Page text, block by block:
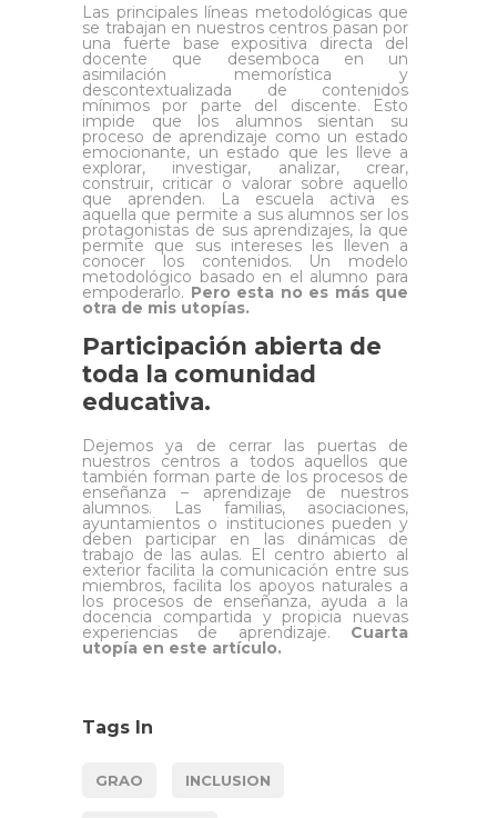
Las principales líneas metodológicas que
se trabajan en nuestros centros pasan por
una fuerte base expositiva directa del
docente que desemboca en un
asimilación memorística y
descontextualizada de contenidos
mínimos por parte del discente. Esto
impide que los alumnos sientan su
proceso de aprendizaje como un estado
emocionante, un estado que les lleve a
explorar, investigar, analizar, crear,
construir, criticar o valorar sobre aquello
que aprenden. La escuela activa es
aquella que permite a sus alumnos ser los
protagonistas de sus aprendizajes, la que
permite que sus intereses les lleven a
conocer los contenidos. Un modelo
metodológico basado en el alumno para
empoderarlo. Pero esta no es más que
otra de mis utopías.
Participación abierta de
toda la comunidad
educativa.
Dejemos ya de cerrar las puertas de
nuestros centros a todos aquellos que
también forman parte de los procesos de
enseñanza – aprendizaje de nuestros
alumnos. Las familias, asociaciones,
ayuntamientos o instituciones pueden y
deben participar en las dinámicas de
trabajo de las aulas. El centro abierto al
exterior facilita la comunicación entre sus
miembros, facilita los apoyos naturales a
los procesos de enseñanza, ayuda a la
docencia compartida y propicia nuevas
experiencias de aprendizaje. Cuarta
utopía en este artículo.
Tags In
GRAO INCLUSION